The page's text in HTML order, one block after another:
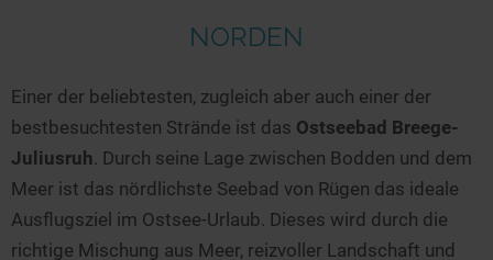
alle Länder…
NORDEN
Einer der beliebtesten, zugleich aber auch einer der
bestbesuchtesten Strände ist das Ostseebad Breege-
Juliusruh. Durch seine Lage zwischen Bodden und dem
Meer ist das nördlichste Seebad von Rügen das ideale
Ausflugsziel im Ostsee-Urlaub. Dieses wird durch die
richtige Mischung aus Meer, reizvoller Landschaft und